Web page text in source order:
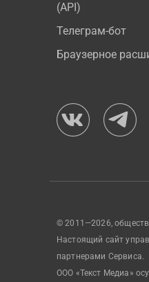
(API)
Телеграм-бот
Браузерное
© 2011—2026,
Настоящий сайт
партнерами Сервиса.
ООО «Текст Медиа»